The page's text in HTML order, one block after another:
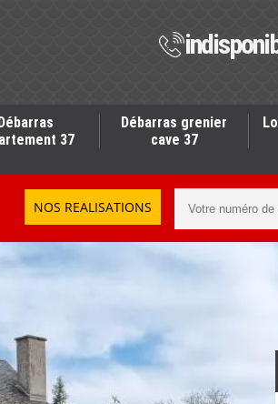
37
Débarras grenier
cave 37
NOS REALISATIONS